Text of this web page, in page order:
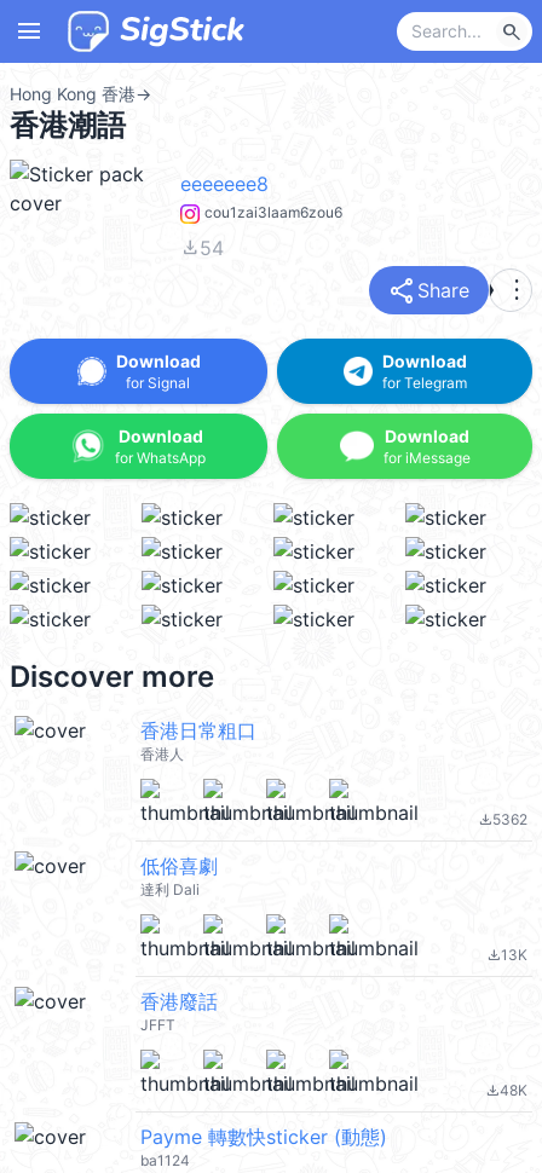
menu search
Hong Kong 香港→
香港潮語
eeeeeee8
cou1zai3laam6zou6
file_download54
share Share more_vert
Download
for Signal
Download
for WhatsApp
Download
for Telegram
Download
for iMessage
Discover more
香港日常粗口
香港人
file_download5362
低俗喜劇
達利 Dali
file_download13K
香港廢話
JFFT
file_download48K
Payme 轉數快sticker (動態)
ba1124